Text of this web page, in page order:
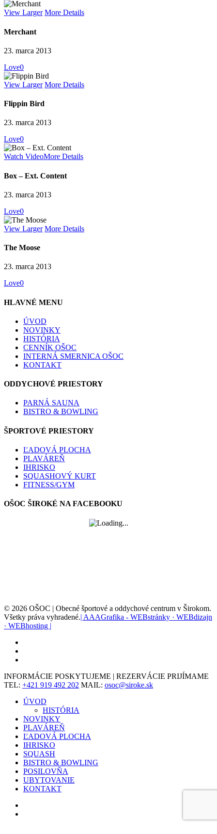
View Larger More Details
Merchant
23. marca 2013
Love0
View Larger More Details
Flippin Bird
23. marca 2013
Love0
Watch VideoMore Details
Box – Ext. Content
23. marca 2013
Love0
View Larger More Details
The Moose
23. marca 2013
Love0
HLAVNÉ MENU
ÚVOD
NOVINKY
HISTÓRIA
CENNÍK OŠOC
INTERNÁ SMERNICA OŠOC
KONTAKT
ODDYCHOVÉ PRIESTORY
PARNÁ SAUNA
BISTRO & BOWLING
ŠPORTOVÉ PRIESTORY
ĽADOVÁ PLOCHA
PLAVÁREŇ
IHRISKO
SQUASHOVÝ KURT
FITNESS/GYM
OŠOC ŠIROKÉ NA FACEBOOKU
© 2026 OŠOC | Obecné športové a oddychové centrum v Širokom.
Všetky práva vyhradené.| AAAGrafika - WEBstránky · WEBdizajn
· WEBhosting |
Close
Menu
INFORMÁCIE POSKYTUJEME | REZERVÁCIE PRIJÍMAME
TEL: +421 919 492 202 MAIL: osoc@siroke.sk
ÚVOD
HISTÓRIA
NOVINKY
PLAVÁREŇ
ĽADOVÁ PLOCHA
IHRISKO
SQUASH
BISTRO & BOWLING
POSILOVŇA
UBYTOVANIE
KONTAKT